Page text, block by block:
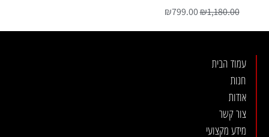
₪1,180.00
₪799.00
עמוד הבית
חנות
אודות
צור קשר
מידע מקצועי